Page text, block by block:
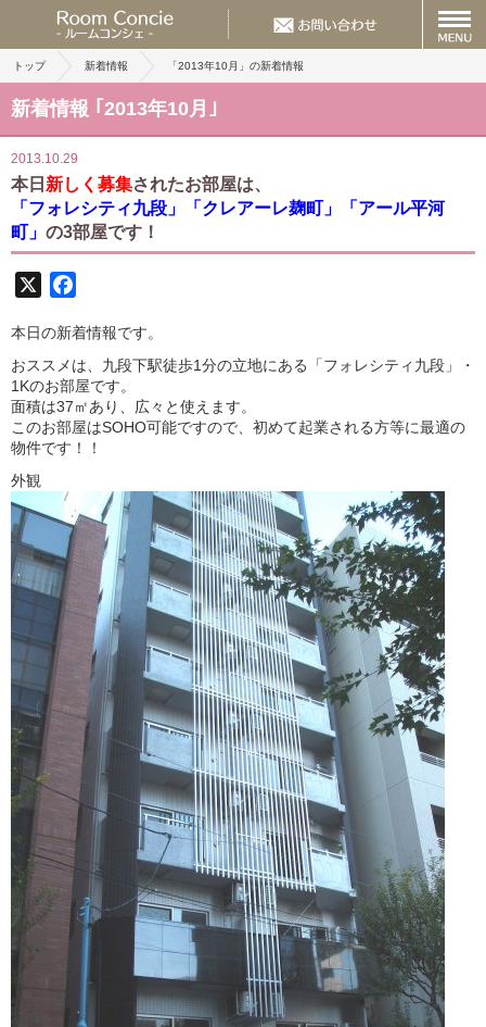
トップ 新着情報 「2013年10月」の新着情報
新着情報 ｢2013年10月｣
2013.10.29
本日 新しく募集されたお部屋は、
「フォレシティ九段」「クレアーレ麹町」「アール平河
町」 の3部屋です！
本日の新着情報です。
おススメは、九段下駅徒歩1分の立地にある「フォレシティ九段」・
1Kのお部屋です。
面積は37㎡あり、広々と使えます。
このお部屋はSOHO可能ですので、初めて起業される方等に最適の
物件です！！
外観